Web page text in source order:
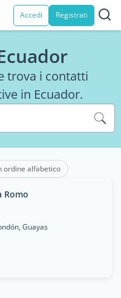
Accedi Registrati
trova i contatti
in Ecuador.
ordine alfabetico
Romo
Guayas